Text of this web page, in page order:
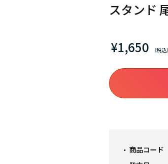
スタンド
¥1,650
商品コード